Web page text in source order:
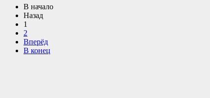
В начало
Назад
1
2
Вперёд
В конец